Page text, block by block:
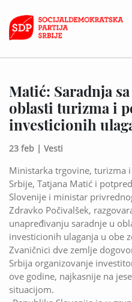
Matić: Saradnja
oblasti turizma i
investicionih
23 feb | Vesti
Ministarka trgovine, turizma
Srbije, Tatjana Matić i
Slovenije i ministar
Zdravko Počivalšek,
unapređivanju saradnje u
investicionih ulaganja u obe
Zvaničnici dve zemlje
Srbija organizovanje
ove godine, najkasnije na
situacijom.